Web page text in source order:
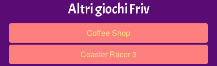
Altri giochi Friv
Coffee Shop
Coaster Racer 3